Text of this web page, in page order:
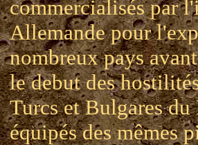
commercialisés par
Allemande pour
nombreux pays
le debut des
Turcs et Bulgares
équipés des mêmes